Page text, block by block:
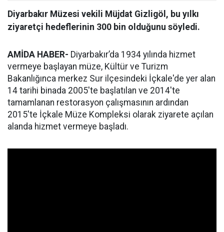
Diyarbakır Müzesi vekili Müjdat Gizligöl, bu yılkı
ziyaretçi hedeflerinin 300 bin olduğunu söyledi.
AMİDA HABER- Diyarbakır’da 1934 yılında hizmet
vermeye başlayan müze, Kültür ve Turizm
Bakanlığınca merkez Sur ilçesindeki İçkale'de yer alan
14 tarihi binada 2005'te başlatılan ve 2014'te
tamamlanan restorasyon çalışmasının ardından
2015'te İçkale Müze Kompleksi olarak ziyarete açılan
alanda hizmet vermeye başladı.